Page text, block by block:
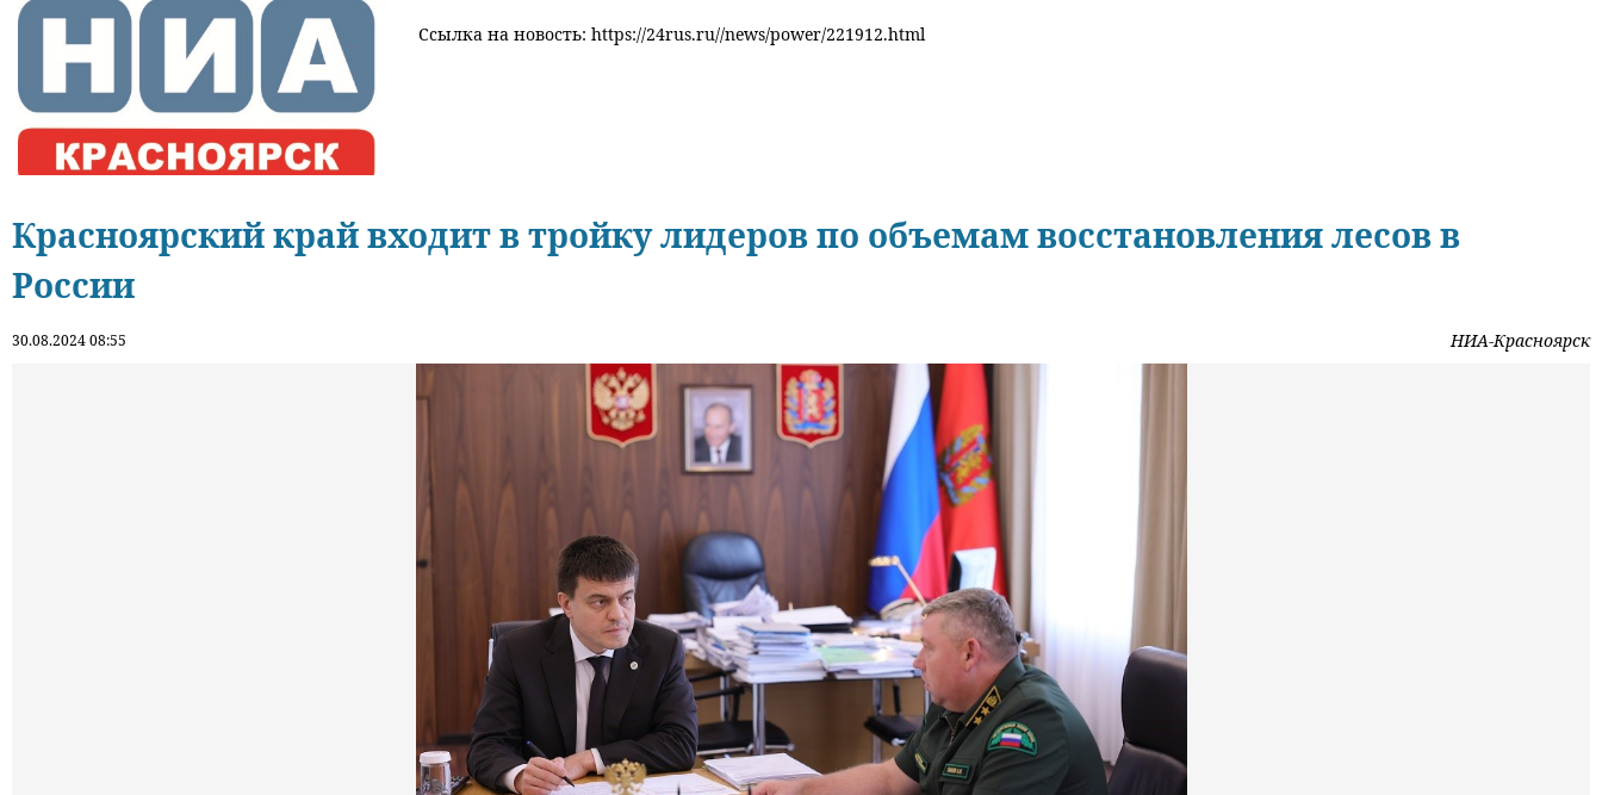
Ссылка на новость: https://24rus.ru//news/power/221912.html
Красноярский край входит в тройку лидеров по объемам восстановления лесов в
России
30.08.2024 08:55 НИА-Красноярск